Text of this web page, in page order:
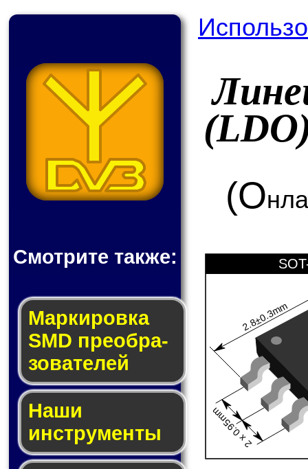
Смотрите также:
Мар­ки­ров­ка
SMD пре­об­ра­
зо­ва­те­лей
Наши
инструменты
(О
2.8±0.3mm
2 x 0.95mm